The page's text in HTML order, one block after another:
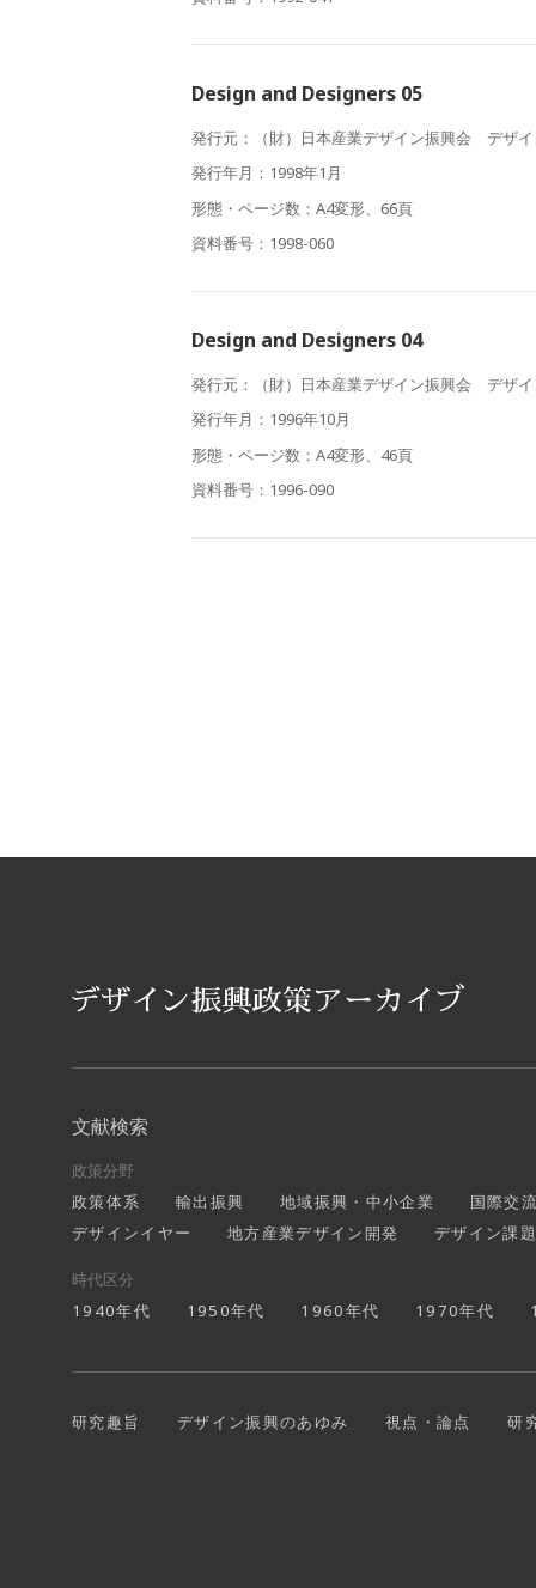
Design and Designers 05
発行元：（財）日本産業デザイン振興会 デザ
発行年月：1998年1月
形態・ページ数：A4変形、66頁
資料番号：1998-060
Design and Designers 04
発行元：（財）日本産業デザイン振興会 デザ
発行年月：1996年10月
形態・ページ数：A4変形、46頁
資料番号：1996-090
文献検索
政策分野
政策体系
輸出振興 地域振興・中小企業
国際交
デザインイヤー
地方産業デザイン開発 デザイン課
時代区分
1940年代
1950年代 1960年代 1970年代
研究趣旨 デザイン振興のあゆみ 視点・論点 研